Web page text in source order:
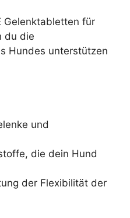
Gelenktabletten für
du die
Hundes unterstützen
und
die dein Hund
der Flexibilität der